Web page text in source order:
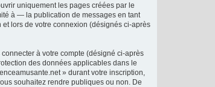
uniquement les pages créées par le
à — la publication de messages en tant
lors de votre connexion (désignés ci-après
à votre compte (désigné ci-après
des données applicables dans le
» durant votre inscription,
souhaitez rendre publiques ou non. De